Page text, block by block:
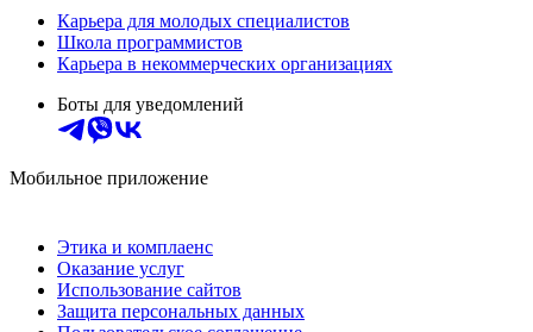
Карьера для молодых специалистов
Школа программистов
Карьера в некоммерческих организациях
Боты для уведомлений
Мобильное приложение
Этика и комплаенс
Оказание услуг
Использование сайтов
Защита персональных данных